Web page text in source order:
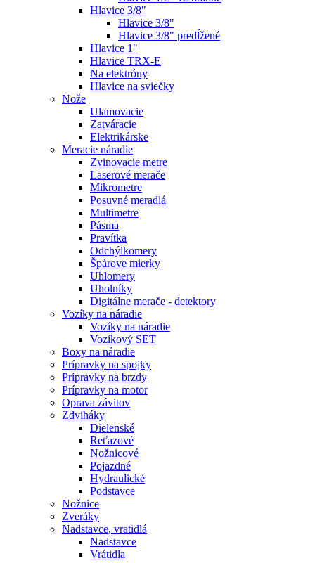
Hlavice 3/8"
Hlavice 3/8"
Hlavice 3/8" predĺžené
Hlavice 1"
Hlavice TRX-E
Na elektróny
Hlavice na sviečky
Nože
Ulamovacie
Zatváracie
Elektrikárske
Meracie náradie
Zvinovacie metre
Laserové merače
Mikrometre
Posuvné meradlá
Multimetre
Pásma
Pravítka
Odchýlkomery
Špárove mierky
Uhlomery
Uholníky
Digitálne merače - detektory
Vozíky na náradie
Vozíky na náradie
Vozíkový SET
Boxy na náradie
Prípravky na spojky
Prípravky na brzdy
Prípravky na motor
Oprava závitov
Zdviháky
Dielenské
Reťazové
Nožnicové
Pojazdné
Hydraulické
Podstavce
Nožnice
Zveráky
Nadstavce, vratidlá
Nadstavce
Vrátidla